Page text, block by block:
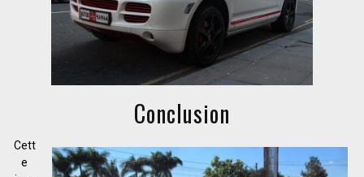
Conclusion
Cett
e